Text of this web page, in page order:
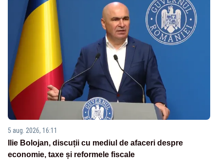
5 aug. 2026, 16:11
Ilie Bolojan, discuții cu mediul de afaceri despre
economie, taxe și reformele fiscale